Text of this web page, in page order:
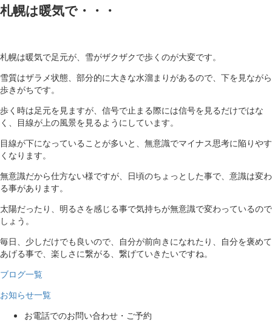
札幌は暖気で・・・
札幌は暖気で足元が、雪がザクザクで歩くのが大変です。
雪質はザラメ状態、部分的に大きな水溜まりがあるので、下を見ながら
歩きがちです。
歩く時は足元を見ますが、信号で止まる際には信号を見るだけではな
く、目線が上の風景を見るようにしています。
目線が下になっていることが多いと、無意識でマイナス思考に陥りやす
くなります。
無意識だから仕方ない様ですが、日頃のちょっとした事で、意識は変わ
る事があります。
太陽だったり、明るさを感じる事で気持ちが無意識で変わっているので
しょう。
毎日、少しだけでも良いので、自分が前向きになれたり、自分を褒めて
あげる事で、楽しさに繋がる、繋げていきたいですね。
ブログ一覧
お知らせ一覧
お電話でのお問い合わせ・ご予約